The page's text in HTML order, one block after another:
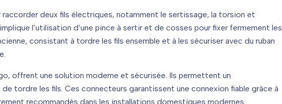
deux fils électriques, notamment le sertissage, la torsion et
l’utilisation d’une pince à sertir et de cosses pour fixer fermement les
consistant à tordre les fils ensemble et à les sécuriser avec du ruban
offrent une solution moderne et sécurisée. Ils permettent un
tordre les fils. Ces connecteurs garantissent une connexion fiable grâce à
recommandés dans les installations domestiques modernes.